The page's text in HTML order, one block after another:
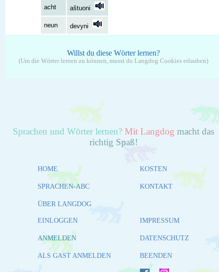
acht aštuoni
neun devyni
Willst du diese Wörter lernen?
(Um die Wörter lernen zu können, musst du Langdog Cookies erlauben)
Sprachen und Wörter lernen? Mit Langdog macht das
richtig Spaß!
HOME
SPRACHEN-ABC
ÜBER LANGDOG
KOSTEN
KONTAKT
EINLOGGEN
ANMELDEN
ALS GAST ANMELDEN
IMPRESSUM
DATENSCHUTZ
BEENDEN